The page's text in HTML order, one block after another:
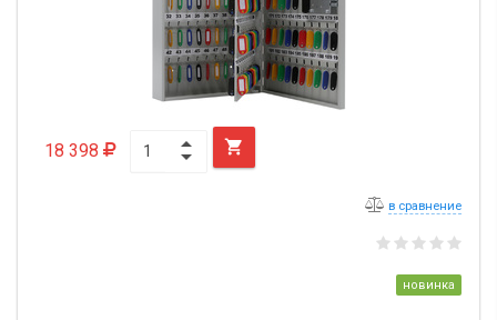
18 398 
в сравнение
новинка